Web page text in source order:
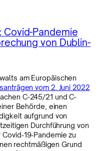
Covid-Pandemie
von Dublin-
am Europäischen
vom 2. Juni 2022
C-245/21 und C-
Behörde, einen
aufgrund von
Durchführung von
zu
rechtmäßigen Grund